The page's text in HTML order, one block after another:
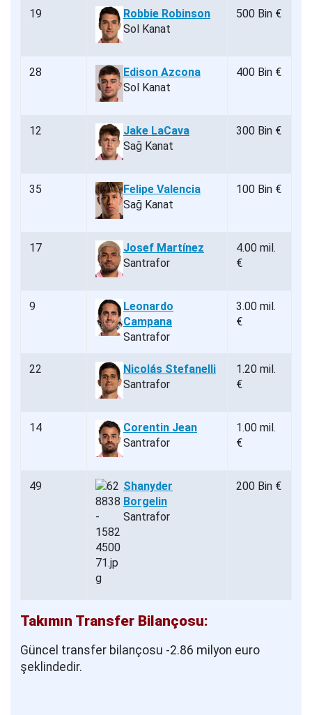
19
Robbie Robinson
Sol Kanat
500 Bin €
28
Edison Azcona
Sol Kanat
400 Bin €
12
Jake LaCava
Sağ Kanat
300 Bin €
35
Felipe Valencia
Sağ Kanat
100 Bin €
17
Josef Martínez
Santrafor
4.00 mil.
€
9
Leonardo
Campana
Santrafor
3.00 mil.
€
22
Nicolás Stefanelli
Santrafor
1.20 mil.
€
14
Corentin Jean
Santrafor
1.00 mil.
€
49
Shanyder
Borgelin
Santrafor
200 Bin €
Takımın Transfer Bilançosu:
Güncel transfer bilançosu -2.86 milyon euro
şeklindedir.